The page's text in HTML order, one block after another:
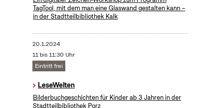
TagTool, mit dem man eine Glaswand gestalten kann –
in der Stadtteilbibliothek Kalk
20.1.2024
11 bis 11:30 Uhr
Eintritt frei
LeseWelten
Bilderbuchgeschichten für Kinder ab 3 Jahren in der
Stadtteilbibliothek Porz